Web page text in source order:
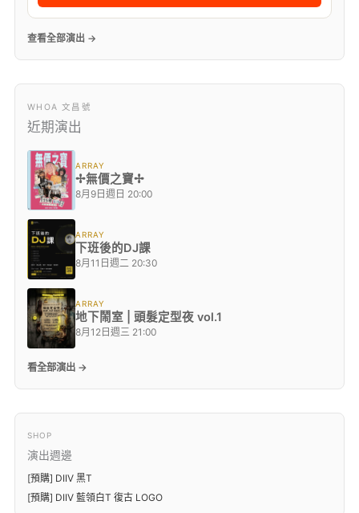
查看全部演出 →
WHOA 文昌號
近期演出
ARRAY
✢無價之寶✢
8月9日週日 20:00
ARRAY
下班後的DJ課
8月11日週二 20:30
ARRAY
地下鬧室 | 頭髮定型夜 vol.1
8月12日週三 21:00
看全部演出 →
SHOP
演出週邊
[預購] DIIV 黑T
[預購] DIIV 藍領白T 復古 LOGO